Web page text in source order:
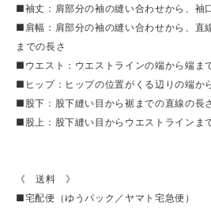
■袖丈：肩部分の袖の縫い合わせから、袖
■肩幅：肩部分の袖の縫い合わせから、直
までの長さ
■ウエスト：ウエストラインの端から端ま
■ヒップ：ヒップの位置がくる辺りの端か
■股下：股下縫い目から裾までの直線の長
■股上：股下縫い目からウエストラインま
《 送料 》
■宅配便（ゆうパック／ヤマト宅急便）